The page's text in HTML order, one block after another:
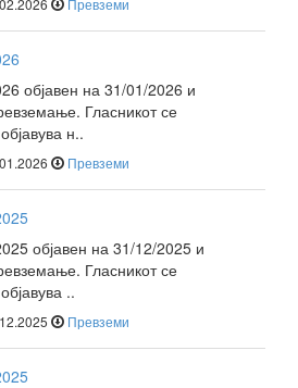
Превземи
објавен на 31/01/2026 и
Гласникот се
н..
Превземи
објавен на 31/12/2025 и
Гласникот се
..
Превземи